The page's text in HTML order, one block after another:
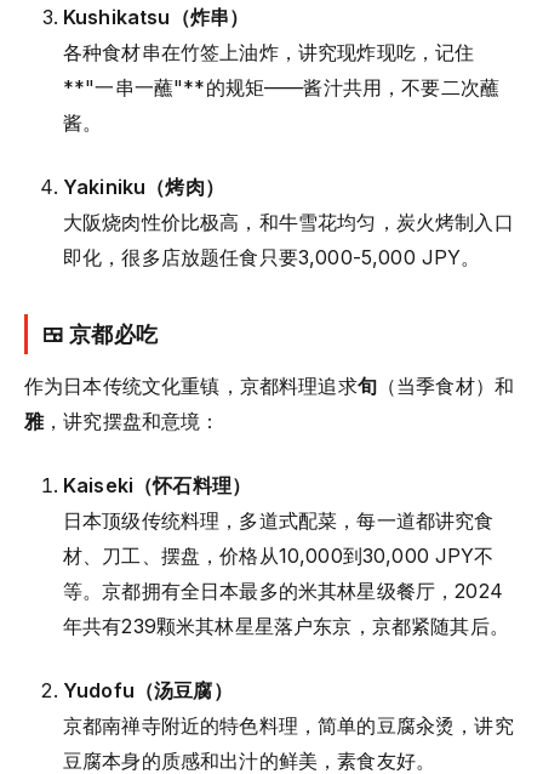
Kushikatsu（炸串）
各种食材串在竹签上油炸，讲究现炸现吃，记住
**"一串一蘸"**的规矩——酱汁共用，不要二次蘸
酱。
Yakiniku（烤肉）
大阪烧肉性价比极高，和牛雪花均匀，炭火烤制入口
即化，很多店放题任食只要3,000-5,000 JPY。
🍱 京都必吃
作为日本传统文化重镇，京都料理追求旬（当季食材）和
雅，讲究摆盘和意境：
Kaiseki（怀石料理）
日本顶级传统料理，多道式配菜，每一道都讲究食
材、刀工、摆盘，价格从10,000到30,000 JPY不
等。京都拥有全日本最多的米其林星级餐厅，2024
年共有239颗米其林星星落户东京，京都紧随其后。
Yudofu（汤豆腐）
京都南禅寺附近的特色料理，简单的豆腐汆烫，讲究
豆腐本身的质感和出汁的鲜美，素食友好。